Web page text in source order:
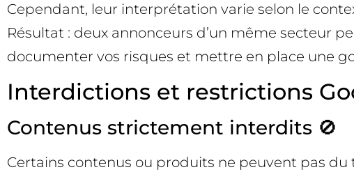
Cependant, leur interprétation varie selon le
Résultat : deux annonceurs d’un même secteur
documenter vos risques et mettre en place une
Interdictions et restrictions
Contenus strictement interdits 🚫
Certains contenus ou produits ne peuvent pas du